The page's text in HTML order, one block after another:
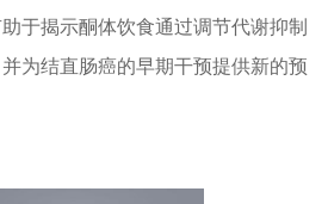
于揭示酮体饮食通过调节代谢抑制
为结直肠癌的早期干预提供新的预